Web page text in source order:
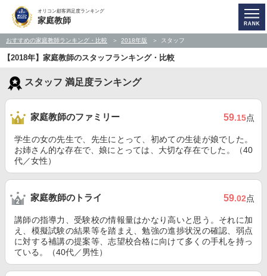
オリコン顧客満足度ランキング
家庭教師
おすすめの家庭教師ランキング・比較 2018年版 スタッフ
【2018年】家庭教師のスタッフランキング・比較
スタッフ 満足度ランキング
家庭教師のファミリー 59.15点
学生の女の先生で、先生にとって、初めての生徒が娘でした。
お姉さん的な存在で、娘にとっては、大切な存在でした。（40
代／女性）
家庭教師のトライ 59.02点
講師の指導力、受験校の情報量はかなり高いと思う。それに加
え、模擬試験の結果等を踏まえ、勉強の進捗状況の確認、弱点
に対する補講の提案等、志望校合格に向けて多くの手札を持っ
ている。（40代／男性）